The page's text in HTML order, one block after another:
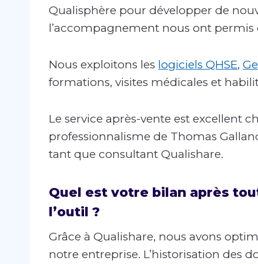
Qualisphère pour développer de
l’accompagnement nous ont permis
Nous exploitons les logiciels QHSE,
formations, visites médicales et
Le service après-vente est excellent
professionnalisme de Thomas
tant que consultant Qualishare.
Quel est votre bilan après
l’outil ?
Grâce à Qualishare, nous avons
notre entreprise. L’historisation des